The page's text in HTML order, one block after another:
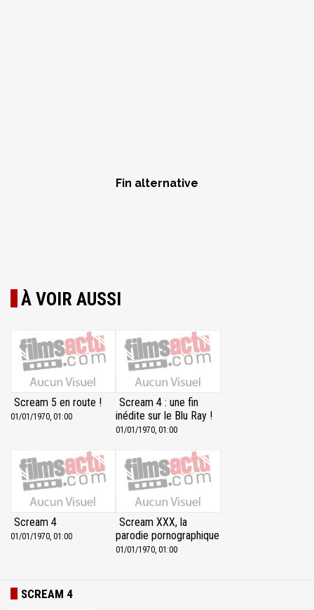
Fin alternative
À VOIR AUSSI
Scream 5 en route !
01/01/1970, 01:00
Scream 4 : une fin
inédite sur le Blu Ray !
01/01/1970, 01:00
Scream 4
01/01/1970, 01:00
Scream XXX, la
parodie pornographique
01/01/1970, 01:00
SCREAM 4